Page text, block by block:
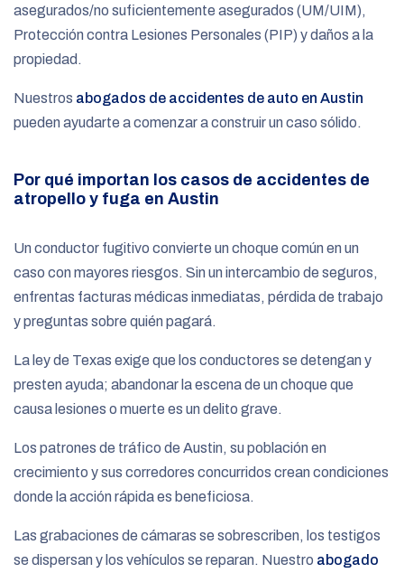
asegurados/no suficientemente asegurados (UM/UIM),
Protección contra Lesiones Personales (PIP) y daños a la
propiedad.
Nuestros abogados de accidentes de auto en Austin
pueden ayudarte a comenzar a construir un caso sólido.
Por qué importan los casos de accidentes de
atropello y fuga en Austin
Un conductor fugitivo convierte un choque común en un
caso con mayores riesgos. Sin un intercambio de seguros,
enfrentas facturas médicas inmediatas, pérdida de trabajo
y preguntas sobre quién pagará.
La ley de Texas exige que los conductores se detengan y
presten ayuda; abandonar la escena de un choque que
causa lesiones o muerte es un delito grave.
Los patrones de tráfico de Austin, su población en
crecimiento y sus corredores concurridos crean condiciones
donde la acción rápida es beneficiosa.
Las grabaciones de cámaras se sobrescriben, los testigos
se dispersan y los vehículos se reparan. Nuestro abogado